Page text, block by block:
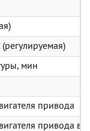
(регулируемая)
мин
привода
привода